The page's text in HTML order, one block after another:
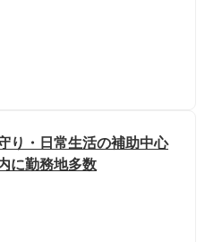
り・日常生活の補助中心
に勤務地多数